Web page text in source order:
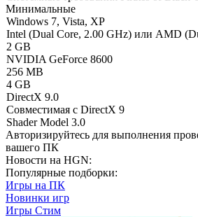
Минимальные
Windows 7, Vista, XP
Intel (Dual Core, 2.00 GHz) или AMD
2 GB
NVIDIA GeForce 8600
256 MB
4 GB
DirectX 9.0
Совместимая с DirectX 9
Shader Model 3.0
Авторизируйтесь для выполнения
вашего ПК
Новости на HGN:
Популярные подборки:
Игры на ПК
Новинки игр
Игры Стим